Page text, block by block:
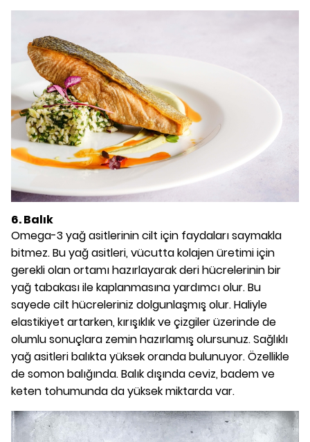
6. Balık
Omega-3 yağ asitlerinin cilt için faydaları saymakla
bitmez. Bu yağ asitleri, vücutta kolajen üretimi için
gerekli olan ortamı hazırlayarak deri hücrelerinin bir
yağ tabakası ile kaplanmasına yardımcı olur. Bu
sayede cilt hücreleriniz dolgunlaşmış olur. Haliyle
elastikiyet artarken, kırışıklık ve çizgiler üzerinde de
olumlu sonuçlara zemin hazırlamış olursunuz. Sağlıklı
yağ asitleri balıkta yüksek oranda bulunuyor. Özellikle
de somon balığında. Balık dışında ceviz, badem ve
keten tohumunda da yüksek miktarda var.